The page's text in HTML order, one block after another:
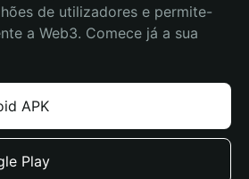
de utilizadores e permite-
a Web3. Comece já a sua
APK
Play